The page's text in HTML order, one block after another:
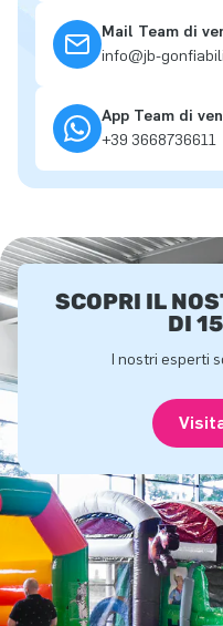
Mail Team di
info@jb-
App Team di
+39 3668736611
SCOPRI IL
DI
I nostri esperti